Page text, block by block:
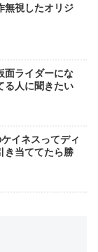
無視したオリジ
面ライダーにな
る人に聞きたい
イネスってディ
き当ててたら勝